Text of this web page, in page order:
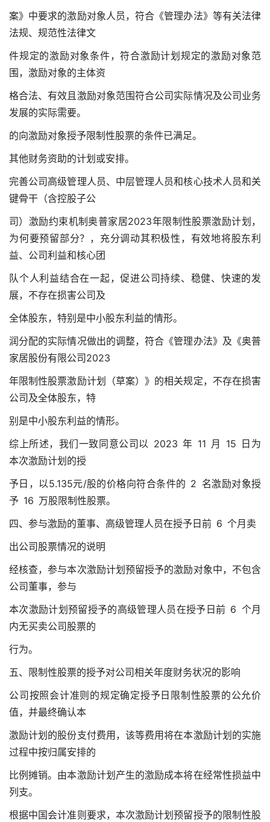
案》中要求的激励对象人员，符合《管理办法》等有关法律
法规、规范性法律文
件规定的激励对象条件，符合激励计划规定的激励对象范
围，激励对象的主体资
格合法、有效且激励对象范围符合公司实际情况及公司业务
发展的实际需要。
的向激励对象授予限制性股票的条件已满足。
其他财务资助的计划或安排。
完善公司高级管理人员、中层管理人员和核心技术人员和关
键骨干（含控股子公
司）激励约束机制奥普家居2023年限制性股票激励计划，
为何要预留部分？，充分调动其积极性，有效地将股东利
益、公司利益和核心团
队个人利益结合在一起，促进公司持续、稳健、快速的发
展，不存在损害公司及
全体股东，特别是中小股东利益的情形。
润分配的实际情况做出的调整，符合《管理办法》及《奥普
家居股份有限公司2023
年限制性股票激励计划（草案）》的相关规定，不存在损害
公司及全体股东，特
别是中小股东利益的情形。
综上所述，我们一致同意公司以 2023 年 11 月 15 日为
本次激励计划的授
予日，以5.135元/股的价格向符合条件的 2 名激励对象授
予 16 万股限制性股票。
四、参与激励的董事、高级管理人员在授予日前 6 个月卖
出公司股票情况的说明
经核查，参与本次激励计划预留授予的激励对象中，不包含
公司董事，参与
本次激励计划预留授予的高级管理人员在授予日前 6 个月
内无买卖公司股票的
行为。
五、限制性股票的授予对公司相关年度财务状况的影响
公司按照会计准则的规定确定授予日限制性股票的公允价
值，并最终确认本
激励计划的股份支付费用，该等费用将在本激励计划的实施
过程中按归属安排的
比例摊销。由本激励计划产生的激励成本将在经常性损益中
列支。
根据中国会计准则要求，本次激励计划预留授予的限制性股